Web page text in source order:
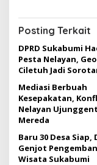
g
a
s
i
p
o
s
Posting Terkait
DPRD Sukabumi
Pesta Nelayan,
Ciletuh Jadi
Mediasi Berbuah
Kesepakatan,
Nelayan
Mereda
Baru 30 Desa Siap,
Genjot
Wisata Sukabumi